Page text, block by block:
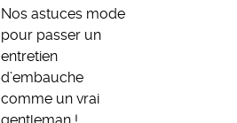
Nos astuces mode
pour passer un
entretien
d’embauche
comme un vrai